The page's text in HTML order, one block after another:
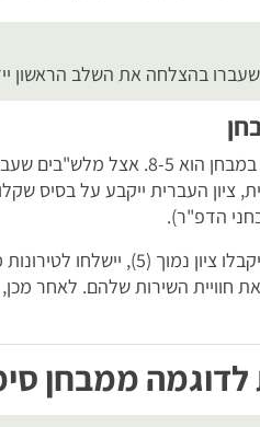
בהצלחה את השלב הראשון
טווח הציונים במבחן
ציון העברית ייקבע על בסיס
הדפ"ר).
מלש"בים שיקבלו ציון
חוויית השירות שלהם. לאחר
ממבחן